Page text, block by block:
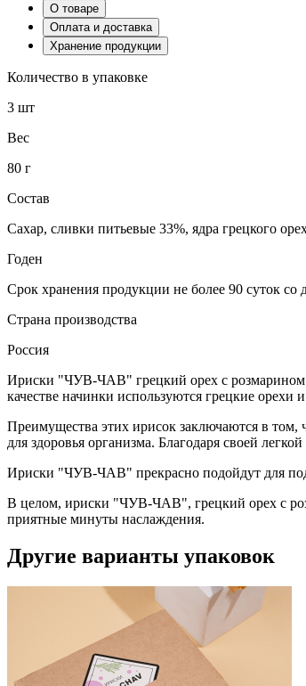
О товаре
Оплата и доставка
Хранение продукции
Количество в упаковке
3 шт
Вес
80 г
Состав
Сахар, сливки питьевые 33%, ядра грецкого
Годен
Срок хранения продукции не более 90 суток со
Страна производства
Россия
Ириски "ЧУВ-ЧАВ" грецкий орех с розмарином -
качестве начинки используются грецкие
Преимущества этих ирисок заключаются в
для здоровья организма. Благодаря своей
Ириски "ЧУВ-ЧАВ" прекрасно подойдут для
В целом, ириски "ЧУВ-ЧАВ", грецкий орех с
приятные минуты наслаждения.
Другие варианты упаковок